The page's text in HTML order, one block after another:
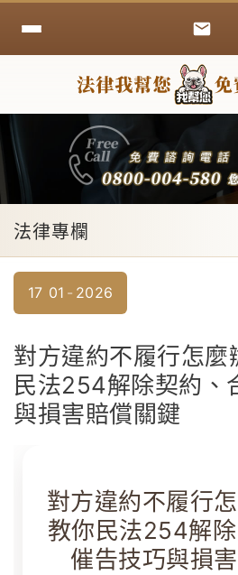
法律專欄
17 01 2026
對方違約不履行怎麼
民法254解除契約、
與損害賠償關鍵
對方違約不履行
教你民法254解
催告技巧與損